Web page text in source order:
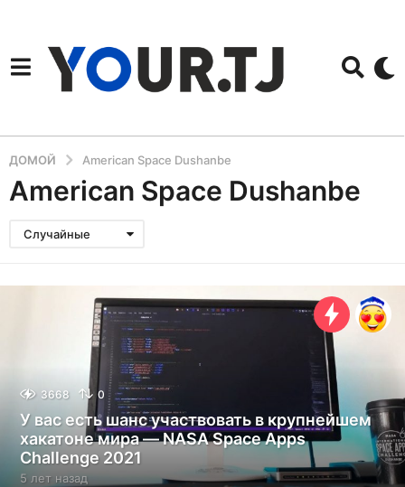
ДОМОЙ American Space Dushanbe
American Space Dushanbe
Случайные
3668 0
У вас есть шанс участвовать в крупнейшем
хакатоне мира — NASA Space Apps
Challenge 2021
5 лет назад5